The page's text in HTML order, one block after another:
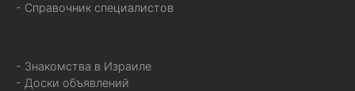
- Справочник специалистов
- Знакомства в Израиле
- Доски объявлений